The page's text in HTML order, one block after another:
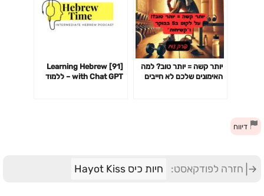
יותר קשה = יותר טוב? למה
האימונים שלכם לא חייבים
[91] Learning Hebrew
with Chat GPT – ללמוד
דיווח
חזרה לפודקאסט: חיות כיס Hayot Kiss